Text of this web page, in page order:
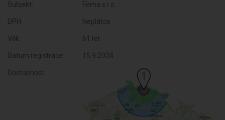
Subjekt: Firma s.r.o.
DPH: Neplátce
Věk: 61 let
Datum registrace: 15.9.2024
Dostupnost: